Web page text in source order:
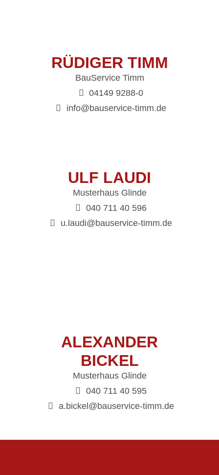
RÜDIGER TIMM
BauService Timm
04149 9288-0
info@bauservice-timm.de
ULF LAUDI
Musterhaus Glinde
040 711 40 596
u.laudi@bauservice-timm.de
ALEXANDER
BICKEL
Musterhaus Glinde
040 711 40 595
a.bickel@bauservice-timm.de